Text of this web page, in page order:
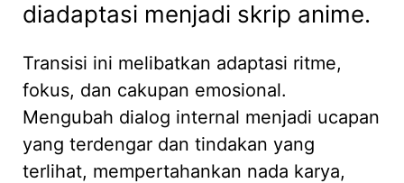
diadaptasi menjadi skrip anime.
Transisi ini melibatkan adaptasi ritme,
fokus, dan cakupan emosional.
Mengubah dialog internal menjadi ucapan
yang terdengar dan tindakan yang
terlihat, mempertahankan nada karya,